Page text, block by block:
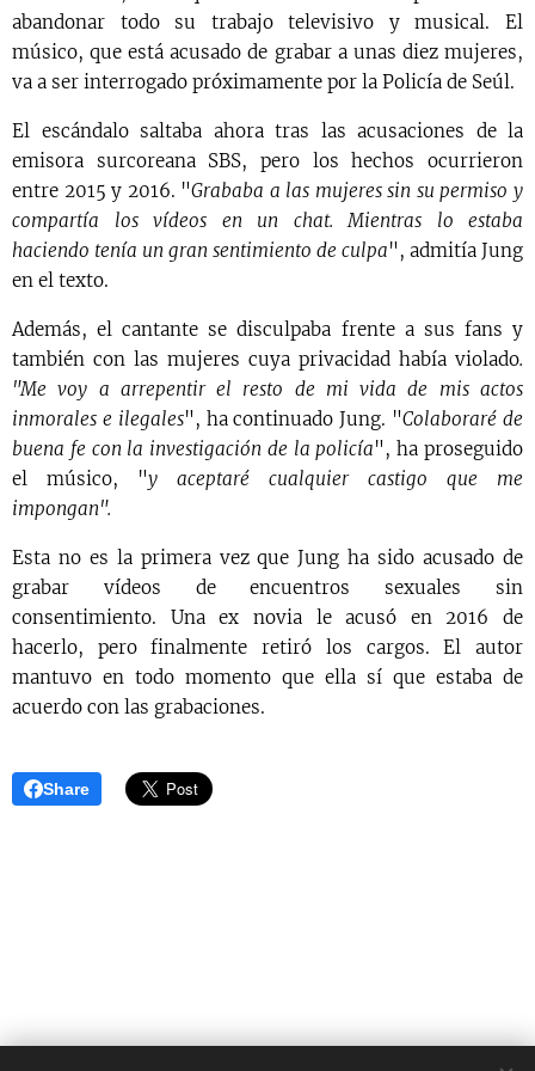
abandonar todo su trabajo televisivo y musical. El
músico, que está acusado de grabar a unas diez mujeres,
va a ser interrogado próximamente por la Policía de Seúl.
El escándalo saltaba ahora tras las acusaciones de la
emisora surcoreana SBS, pero los hechos ocurrieron
entre 2015 y 2016. "Grababa a las mujeres sin su permiso y
compartía los vídeos en un chat. Mientras lo estaba
haciendo tenía un gran sentimiento de culpa", admitía Jung
en el texto.
Además, el cantante se disculpaba frente a sus fans y
también con las mujeres cuya privacidad había violado.
"Me voy a arrepentir el resto de mi vida de mis actos
inmorales e ilegales", ha continuado Jung. "Colaboraré de
buena fe con la investigación de la policía", ha proseguido
el músico, "y aceptaré cualquier castigo que me
impongan".
Esta no es la primera vez que Jung ha sido acusado de
grabar vídeos de encuentros sexuales sin
consentimiento. Una ex novia le acusó en 2016 de
hacerlo, pero finalmente retiró los cargos. El autor
mantuvo en todo momento que ella sí que estaba de
acuerdo con las grabaciones.
Share